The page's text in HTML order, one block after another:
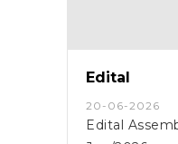
Edital
20-06-2026
Edital